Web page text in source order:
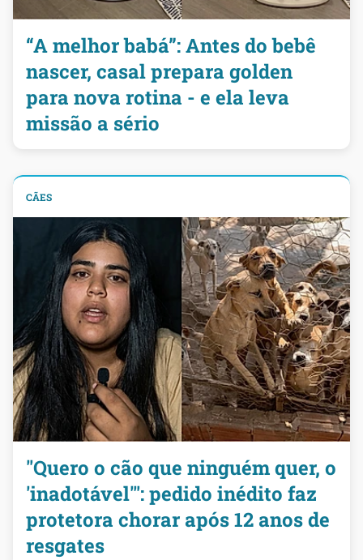
“A melhor babá”: Antes do bebê
nascer, casal prepara golden
para nova rotina - e ela leva
missão a sério
CÃES
"Quero o cão que ninguém quer, o
'inadotável'": pedido inédito faz
protetora chorar após 12 anos de
resgates